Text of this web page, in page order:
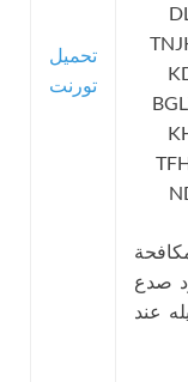
تحميل
تورنت
صدع
عند